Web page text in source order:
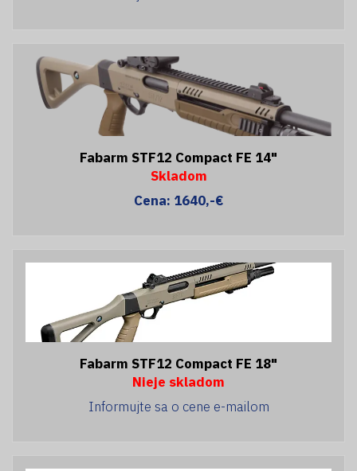
Fabarm STF12 Compact FE 14"
Skladom
Cena: 1640,-€
Fabarm STF12 Compact FE 18"
Nieje skladom
Informujte sa o cene e-mailom